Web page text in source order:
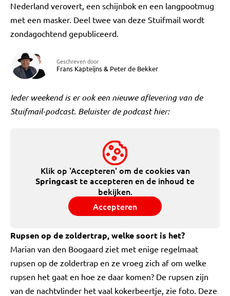
Nederland verovert, een schijnbok en een langpootmug
met een masker. Deel twee van deze Stuifmail wordt
zondagochtend gepubliceerd.
Geschreven door
Frans Kapteijns& Peter de Bekker
Ieder weekend is er ook een nieuwe aflevering van de
Stuifmail-podcast. Beluister de podcast hier:
Klik op 'Accepteren' om de cookies van
Springcast te accepteren en de inhoud te
bekijken.
Accepteren
Rupsen op de zoldertrap, welke soort is het?
Marian van den Boogaard ziet met enige regelmaat
rupsen op de zoldertrap en ze vroeg zich af om welke
rupsen het gaat en hoe ze daar komen? De rupsen zijn
van de nachtvlinder het vaal kokerbeertje, zie foto. Deze